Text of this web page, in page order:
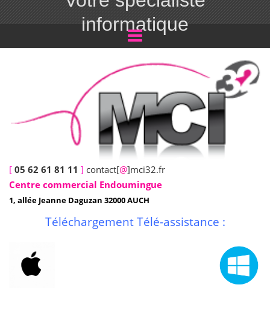
informatique
[ 05 62 61 81 11 ] contact[@]mci32.fr
Centre commercial Endoumingue
1, allée Jeanne Daguzan 32000 AUCH
Téléchargement Télé-assistance :